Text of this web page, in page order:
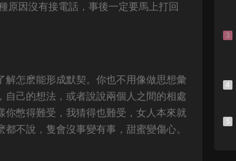
原因沒有接電話，事後一定要馬上打回
怎麽能形成默契。你也不用像做思想彙
己的想法，或者說說兩個人之間的相處
你憋得難受，我猜得也難受，女人本來就
不說，隻會沒事變有事，甜蜜變傷心。
3
4
5